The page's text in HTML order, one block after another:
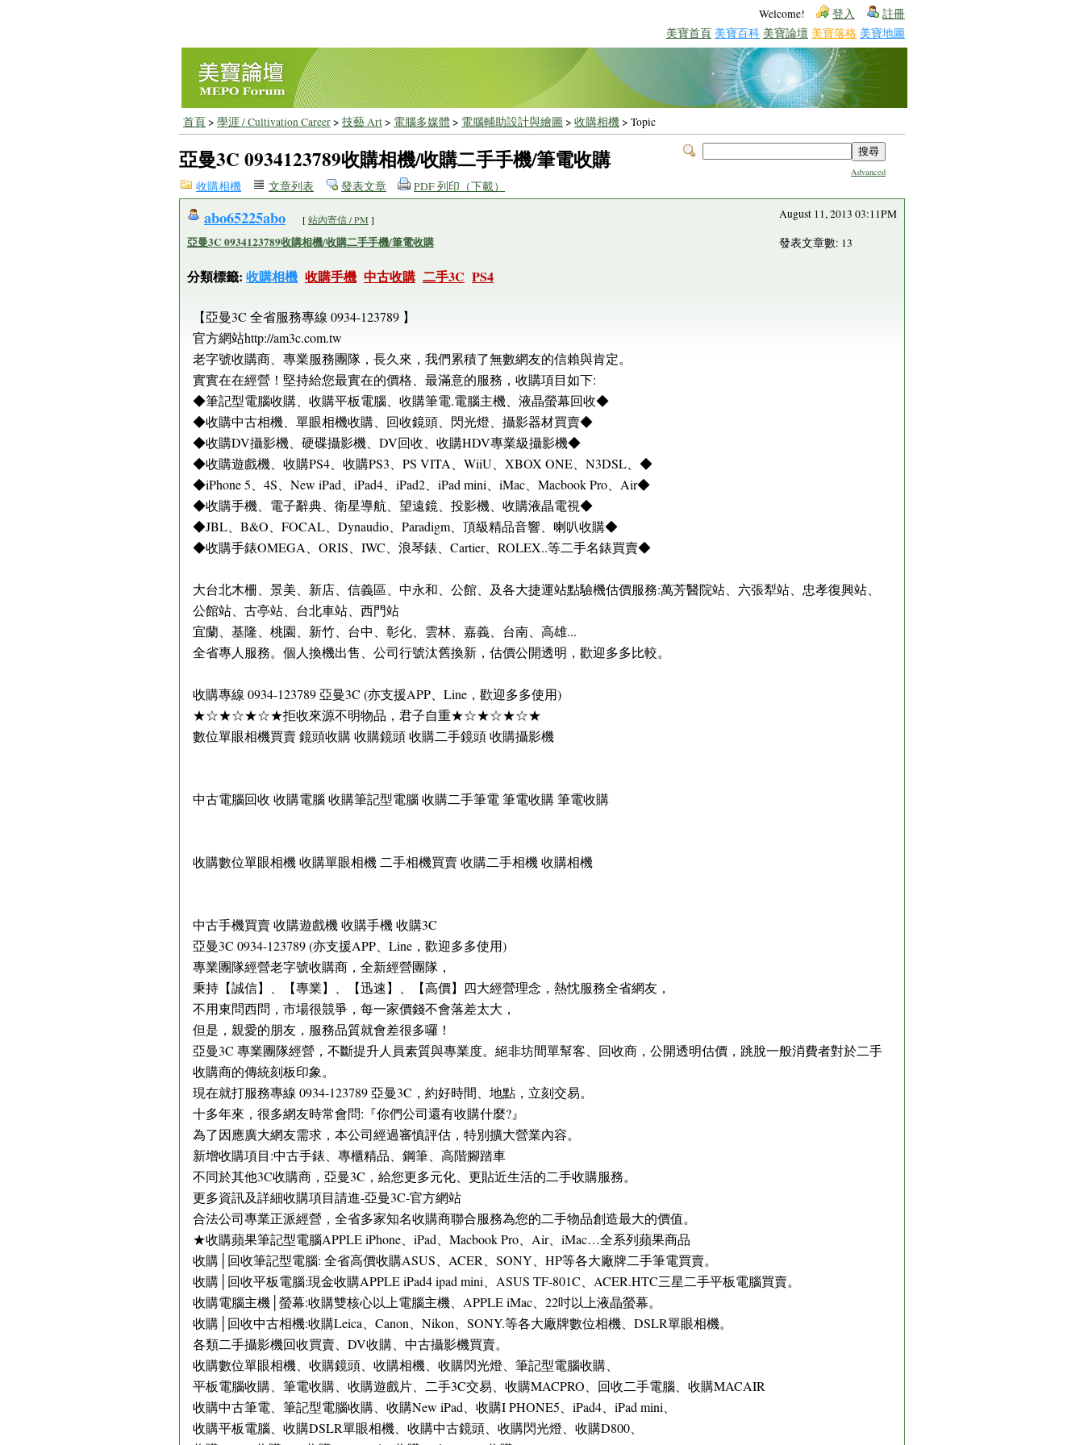
Welcome! 登入 註冊
美寶首頁 美寶百科 美寶論壇 美寶落格 美寶地圖
首頁> 學涯 / Cultivation Career> 技藝 Art> 電腦多媒體 > 電腦輔助設計與繪圖 > 收購相機> Topic
Advanced
亞曼3C 0934123789收購相機/收購二手手機/筆電收購
收購相機 文章列表 發表文章 PDF 列印（下載）
abo65225abo [站內寄信 / PM ]
亞曼3C 0934123789收購相機/收購二手手機/筆電收購
分類標籤: 收購相機 收購手機 中古收購 二手3C PS4
August 11, 2013 03:11PM
發表文章數: 13
【亞曼3C 全省服務專線 0934-123789 】
官方網站http://am3c.com.tw
老字號收購商、專業服務團隊，長久來，我們累積了無數網友的信賴與肯定。
實實在在經營！堅持給您最實在的價格、最滿意的服務，收購項目如下:
◆筆記型電腦收購、收購平板電腦、收購筆電.電腦主機、液晶螢幕回收◆
◆收購中古相機、單眼相機收購、回收鏡頭、閃光燈、攝影器材買賣◆
◆收購DV攝影機、硬碟攝影機、DV回收、收購HDV專業級攝影機◆
◆收購遊戲機、收購PS4、收購PS3、PS VITA、WiiU、XBOX ONE、N3DSL、◆
◆iPhone 5、4S、New iPad、iPad4、iPad2、iPad mini、iMac、Macbook Pro、Air◆
◆收購手機、電子辭典、衛星導航、望遠鏡、投影機、收購液晶電視◆
◆JBL、B&O、FOCAL、Dynaudio、Paradigm、頂級精品音響、喇叭收購◆
◆收購手錶OMEGA、ORIS、IWC、浪琴錶、Cartier、ROLEX..等二手名錶買賣◆
大台北木柵、景美、新店、信義區、中永和、公館、及各大捷運站點驗機估價服務:萬芳醫院站、六張犁站、忠孝復興站、
公館站、古亭站、台北車站、西門站
宜蘭、基隆、桃園、新竹、台中、彰化、雲林、嘉義、台南、高雄...
全省專人服務。個人換機出售、公司行號汰舊換新，估價公開透明，歡迎多多比較。
收購專線 0934-123789 亞曼3C (亦支援APP、Line，歡迎多多使用)
★☆★☆★☆★拒收來源不明物品，君子自重★☆★☆★☆★
數位單眼相機買賣 鏡頭收購 收購鏡頭 收購二手鏡頭 收購攝影機
中古電腦回收 收購電腦 收購筆記型電腦 收購二手筆電 筆電收購 筆電收購
收購數位單眼相機 收購單眼相機 二手相機買賣 收購二手相機 收購相機
中古手機買賣 收購遊戲機 收購手機 收購3C
亞曼3C 0934-123789 (亦支援APP、Line，歡迎多多使用)
專業團隊經營老字號收購商，全新經營團隊，
秉持【誠信】、【專業】、【迅速】、【高價】四大經營理念，熱忱服務全省網友，
不用東問西問，市場很競爭，每一家價錢不會落差太大，
但是，親愛的朋友，服務品質就會差很多囉！
亞曼3C 專業團隊經營，不斷提升人員素質與專業度。絕非坊間單幫客、回收商，公開透明估價，跳脫一般消費者對於二手
收購商的傳統刻板印象。
現在就打服務專線 0934-123789 亞曼3C，約好時間、地點，立刻交易。
十多年來，很多網友時常會問:『你們公司還有收購什麼?』
為了因應廣大網友需求，本公司經過審慎評估，特別擴大營業內容。
新增收購項目:中古手錶、專櫃精品、鋼筆、高階腳踏車
不同於其他3C收購商，亞曼3C，給您更多元化、更貼近生活的二手收購服務。
更多資訊及詳細收購項目請進-亞曼3C-官方網站
合法公司專業正派經營，全省多家知名收購商聯合服務為您的二手物品創造最大的價值。
★收購蘋果筆記型電腦APPLE iPhone、iPad、Macbook Pro、Air、iMac…全系列蘋果商品
收購│回收筆記型電腦: 全省高價收購ASUS、ACER、SONY、HP等各大廠牌二手筆電買賣。
收購│回收平板電腦:現金收購APPLE iPad4 ipad mini、ASUS TF-801C、ACER.HTC三星二手平板電腦買賣。
收購電腦主機│螢幕:收購雙核心以上電腦主機、APPLE iMac、22吋以上液晶螢幕。
收購│回收中古相機:收購Leica、Canon、Nikon、SONY.等各大廠牌數位相機、DSLR單眼相機。
各類二手攝影機回收買賣、DV收購、中古攝影機買賣。
收購數位單眼相機、收購鏡頭、收購相機、收購閃光燈、筆記型電腦收購、
平板電腦收購、筆電收購、收購遊戲片、二手3C交易、收購MACPRO、回收二手電腦、收購MACAIR
收購中古筆電、筆記型電腦收購、收購New iPad、收購I PHONE5、iPad4、iPad mini、
收購平板電腦、收購DSLR單眼相機、收購中古鏡頭、收購閃光燈、收購D800、